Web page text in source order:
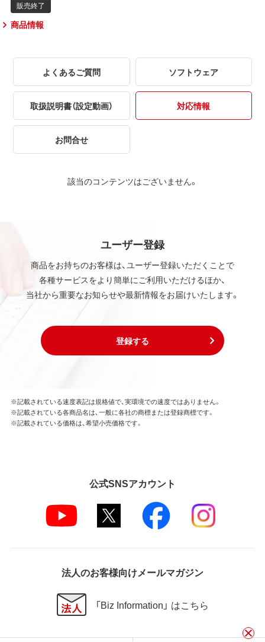
商品情報
よくあるご質問 ソフトウェア
取扱説明書（設定動画） 対応情報
お問合せ
該当のコンテンツはございません。
ユーザー登録
商品をお持ちのお客様は、ユーザー登録いただくことで
各種サービスをより簡単にご利用いただけるほか、
当社から重要なお知らせや最新情報をお届けいたします。
登録する
※記載されている速度表記は規格値で、実環境での速度ではありません。
※記載されている各商品名は、一般に各社の商標または登録商標です。
※記載されている価格は、希望小売価格です。
公式SNSアカウント
法人のお客様向けメールマガジン
「Biz Information」 はこちら